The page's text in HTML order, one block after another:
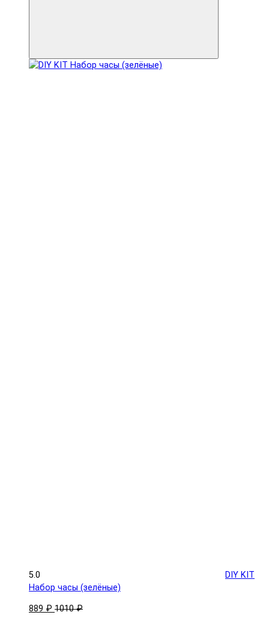
5.0
DIY KIT
Набор часы (зелёные)
889 ₽ 1010 ₽